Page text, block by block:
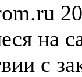
на
с